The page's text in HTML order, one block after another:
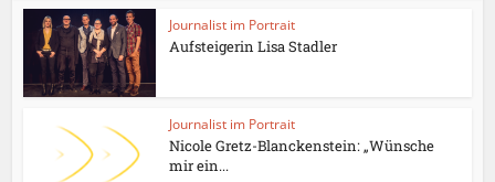
Journalist im Portrait
Aufsteigerin Lisa Stadler
Journalist im Portrait
Nicole Gretz-Blanckenstein: „Wünsche
mir ein...